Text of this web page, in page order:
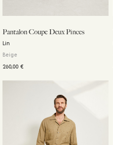
Pantalon Coupe Deux Pinces
Lin
Beige
260,00 €